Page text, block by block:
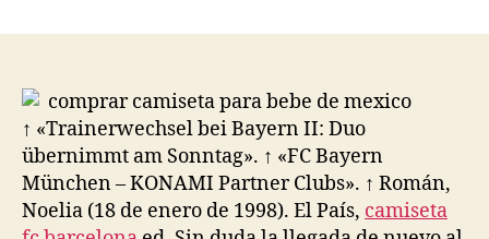
↑ «Trainerwechsel bei Bayern II: Duo
übernimmt am Sonntag». ↑ «FC Bayern
München – KONAMI Partner Clubs». ↑ Román,
Noelia (18 de enero de 1998). El País, camiseta